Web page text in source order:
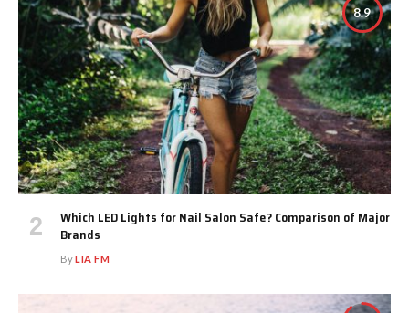
8.9
Which LED Lights for Nail Salon Safe? Comparison of Major
Brands
ByLIA FM